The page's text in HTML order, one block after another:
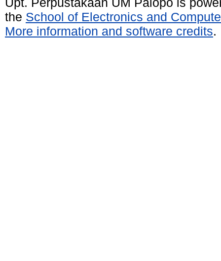
the School of Electronics and
More information and software credits.